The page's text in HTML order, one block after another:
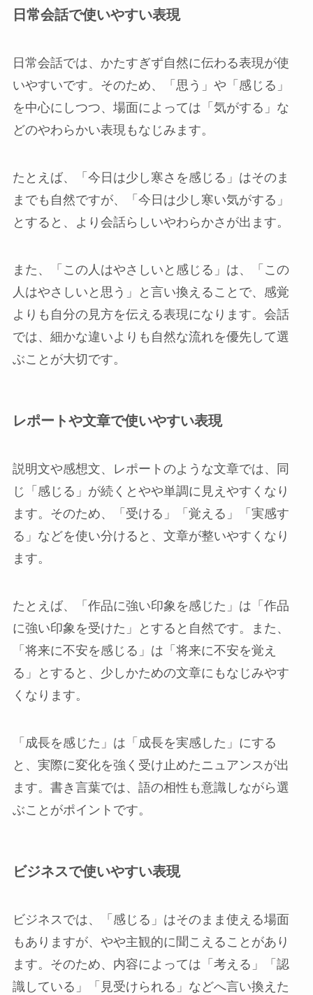
日常会話で使いやすい表現
日常会話では、かたすぎず自然に伝わる表現が使
いやすいです。そのため、「思う」や「感じる」
を中心にしつつ、場面によっては「気がする」な
どのやわらかい表現もなじみます。
たとえば、「今日は少し寒さを感じる」はそのま
までも自然ですが、「今日は少し寒い気がする」
とすると、より会話らしいやわらかさが出ます。
また、「この人はやさしいと感じる」は、「この
人はやさしいと思う」と言い換えることで、感覚
よりも自分の見方を伝える表現になります。会話
では、細かな違いよりも自然な流れを優先して選
ぶことが大切です。
レポートや文章で使いやすい表現
説明文や感想文、レポートのような文章では、同
じ「感じる」が続くとやや単調に見えやすくなり
ます。そのため、「受ける」「覚える」「実感す
る」などを使い分けると、文章が整いやすくなり
ます。
たとえば、「作品に強い印象を感じた」は「作品
に強い印象を受けた」とすると自然です。また、
「将来に不安を感じる」は「将来に不安を覚え
る」とすると、少しかための文章にもなじみやす
くなります。
「成長を感じた」は「成長を実感した」にする
と、実際に変化を強く受け止めたニュアンスが出
ます。書き言葉では、語の相性も意識しながら選
ぶことがポイントです。
ビジネスで使いやすい表現
ビジネスでは、「感じる」はそのまま使える場面
もありますが、やや主観的に聞こえることがあり
ます。そのため、内容によっては「考える」「認
識している」「見受けられる」などへ言い換えた